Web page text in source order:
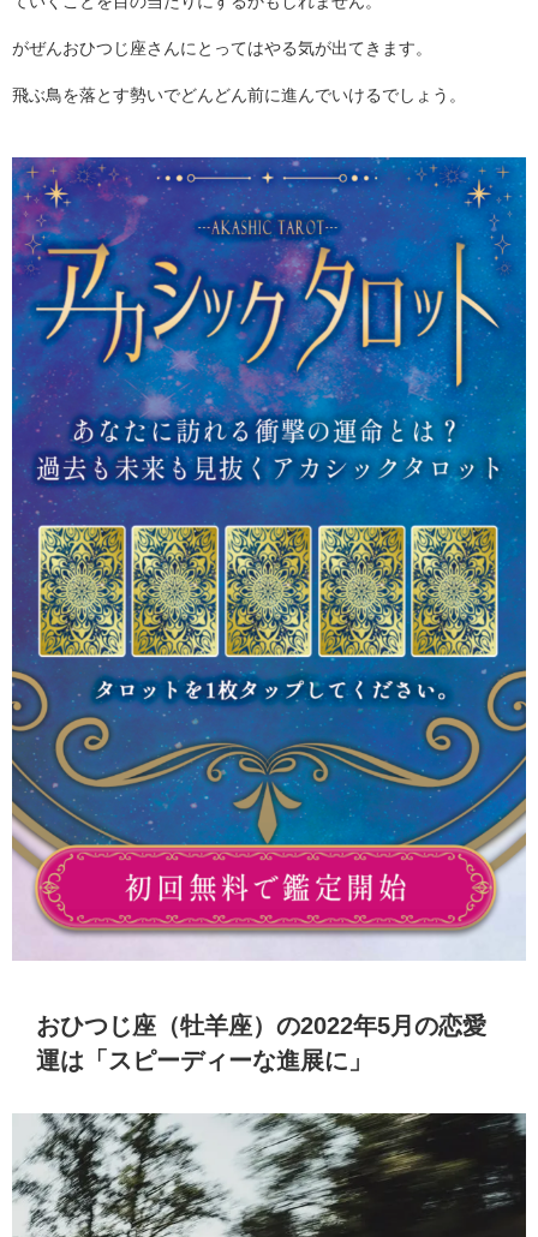
がぜんおひつじ座さんにとってはやる気が出てきます。
飛ぶ鳥を落とす勢いでどんどん前に進んでいけるでしょう。
おひつじ座（牡羊座）の2022年5月の恋愛
運は「スピーディーな進展に」